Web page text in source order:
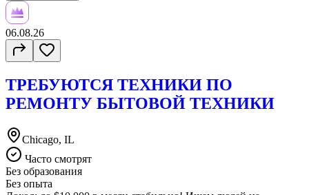
06.08.26
ТРЕБУЮТСЯ ТЕХНИКИ ПО
РЕМОНТУ БЫТОВОЙ ТЕХНИКИ
Chicago, IL
Часто смотрят
Без образования
Без опыта